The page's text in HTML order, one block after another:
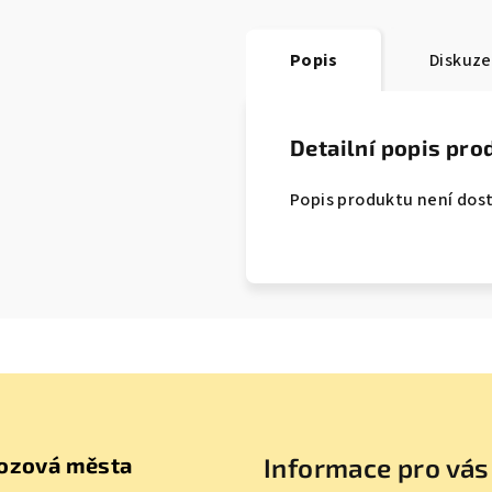
Popis Diskuze
Detailní popis
Popis produktu není
města Informace pro vás